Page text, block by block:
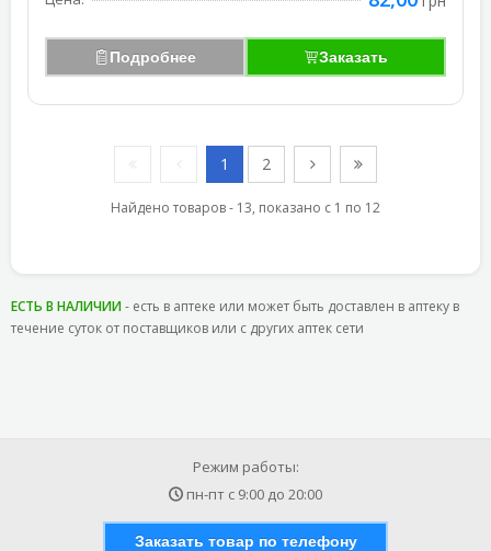
Подробнее Заказать
1 2
Найдено товаров - 13, показано с 1 по 12
ЕСТЬ В НАЛИЧИИ- есть в аптеке или может быть доставлен в аптеку в
течение суток от поставщиков или с других аптек сети
Режим работы:
пн-пт с 9:00 до 20:00
Заказать товар по телефону